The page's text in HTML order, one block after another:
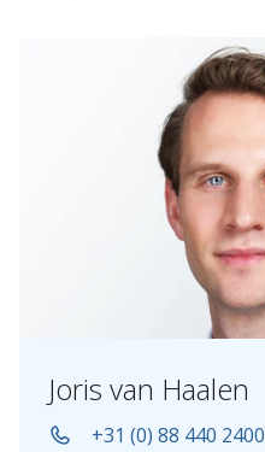
Joris van Haalen
+31 (0) 88 440 2400